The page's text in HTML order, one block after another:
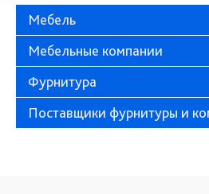
Мебель
Мебельные компании
Фурнитура
Поставщики фурнитуры и